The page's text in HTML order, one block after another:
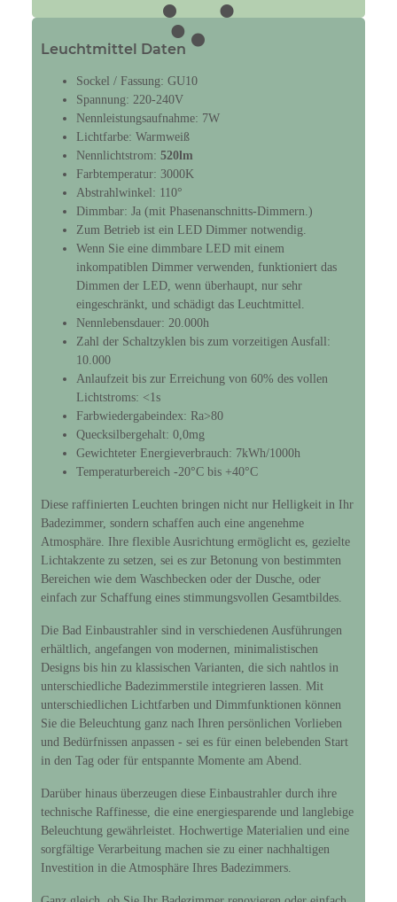
Leuchtmittel Daten
Sockel / Fassung: GU10
Spannung: 220-240V
Nennleistungsaufnahme: 7W
Lichtfarbe: Warmweiß
Nennlichtstrom: 520lm
Farbtemperatur: 3000K
Abstrahlwinkel: 110°
Dimmbar: Ja (mit Phasenanschnitts-Dimmern.)
Zum Betrieb ist ein LED Dimmer notwendig.
Wenn Sie eine dimmbare LED mit einem
inkompatiblen Dimmer verwenden, funktioniert das
Dimmen der LED, wenn überhaupt, nur sehr
eingeschränkt, und schädigt das Leuchtmittel.
Nennlebensdauer: 20.000h
Zahl der Schaltzyklen bis zum vorzeitigen Ausfall:
10.000
Anlaufzeit bis zur Erreichung von 60% des vollen
Lichtstroms: <1s
Farbwiedergabeindex: Ra>80
Quecksilbergehalt: 0,0mg
Gewichteter Energieverbrauch: 7kWh/1000h
Temperaturbereich -20°C bis +40°C
Diese raffinierten Leuchten bringen nicht nur Helligkeit in Ihr
Badezimmer, sondern schaffen auch eine angenehme
Atmosphäre. Ihre flexible Ausrichtung ermöglicht es, gezielte
Lichtakzente zu setzen, sei es zur Betonung von bestimmten
Bereichen wie dem Waschbecken oder der Dusche, oder
einfach zur Schaffung eines stimmungsvollen Gesamtbildes.
Die Bad Einbaustrahler sind in verschiedenen Ausführungen
erhältlich, angefangen von modernen, minimalistischen
Designs bis hin zu klassischen Varianten, die sich nahtlos in
unterschiedliche Badezimmerstile integrieren lassen. Mit
unterschiedlichen Lichtfarben und Dimmfunktionen können
Sie die Beleuchtung ganz nach Ihren persönlichen Vorlieben
und Bedürfnissen anpassen - sei es für einen belebenden Start
in den Tag oder für entspannte Momente am Abend.
Darüber hinaus überzeugen diese Einbaustrahler durch ihre
technische Raffinesse, die eine energiesparende und langlebige
Beleuchtung gewährleistet. Hochwertige Materialien und eine
sorgfältige Verarbeitung machen sie zu einer nachhaltigen
Investition in die Atmosphäre Ihres Badezimmers.